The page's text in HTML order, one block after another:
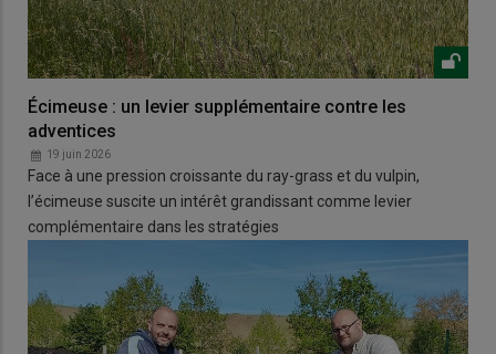
Écimeuse : un levier supplémentaire contre les
adventices
19 juin 2026
Face à une pression croissante du ray-grass et du vulpin,
l’écimeuse suscite un intérêt grandissant comme levier
complémentaire dans les stratégies